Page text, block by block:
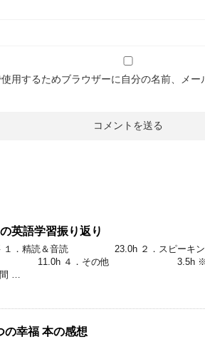
用するためブラウザーに自分の名前、メ
英語学習振り返り
１．精読＆音読 23.0h ２．スピー
４．その他 3.5h ※その他（
…
の幸福 本の感想